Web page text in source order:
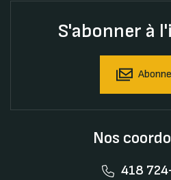
S'abonner à
Nos
418